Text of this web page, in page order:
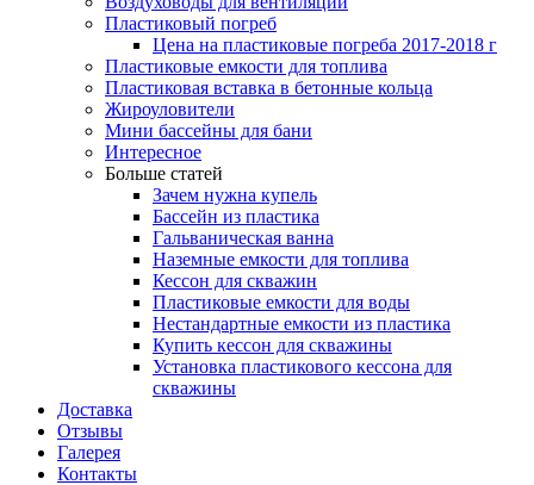
Пластиковый погреб
Цена на пластиковые погреба 2017-2018 г
Пластиковые емкости для топлива
Пластиковая вставка в бетонные кольца
Жироуловители
Мини бассейны для бани
Интересное
Больше статей
Зачем нужна купель
Бассейн из пластика
Гальваническая ванна
Наземные емкости для топлива
Кессон для скважин
Пластиковые емкости для воды
Нестандартные емкости из пластика
Купить кессон для скважины
Установка пластикового кессона для
скважины
Доставка
Отзывы
Галерея
Контакты